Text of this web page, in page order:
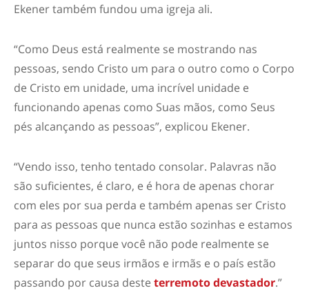
Ekener também fundou uma igreja ali.
“Como Deus está realmente se mostrando nas
pessoas, sendo Cristo um para o outro como o Corpo
de Cristo em unidade, uma incrível unidade e
funcionando apenas como Suas mãos, como Seus
pés alcançando as pessoas”, explicou Ekener.
“Vendo isso, tenho tentado consolar. Palavras não
são suficientes, é claro, e é hora de apenas chorar
com eles por sua perda e também apenas ser Cristo
para as pessoas que nunca estão sozinhas e estamos
juntos nisso porque você não pode realmente se
separar do que seus irmãos e irmãs e o país estão
passando por causa deste terremoto devastador.”